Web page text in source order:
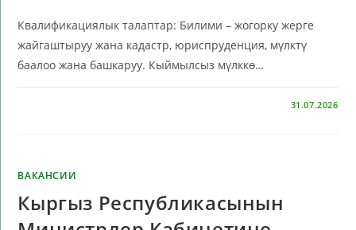
Квалификациялык талаптар: Билими – жогорку жерге
жайгаштыруу жана кадастр, юриспруденция, мүлктү
баалоо жана башкаруу. Кыймылсыз мүлккө…
31.07.2026
ВАКАНСИИ
Кыргыз Республикасынын